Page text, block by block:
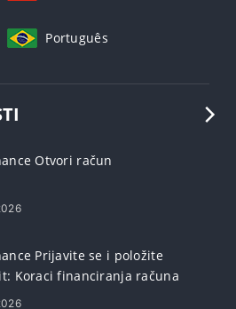
Português
Otvori račun
Prijavite se i položite
Koraci financiranja računa